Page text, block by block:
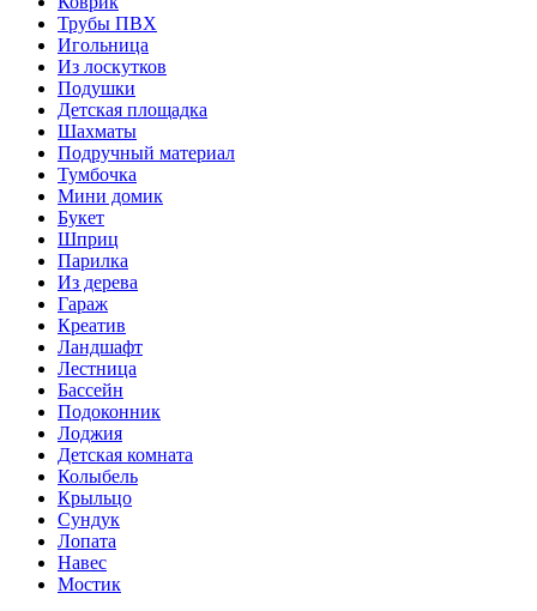
Трубы ПВХ
Игольница
Из лоскутков
Подушки
Детская площадка
Шахматы
Подручный материал
Тумбочка
Мини домик
Букет
Шприц
Парилка
Из дерева
Гараж
Креатив
Ландшафт
Лестница
Бассейн
Подоконник
Лоджия
Детская комната
Колыбель
Крыльцо
Сундук
Лопата
Навес
Мостик